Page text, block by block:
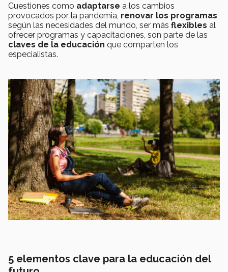
Cuestiones como adaptarse a los cambios
provocados por la pandemia, renovar los programas
según las necesidades del mundo, ser más flexibles al
ofrecer programas y capacitaciones, son parte de las
claves de la educación que comparten los
especialistas.
5 elementos clave para la educación del